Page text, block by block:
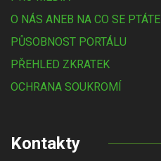
O NÁS ANEB NA CO SE PTÁTE
PŮSOBNOST PORTÁLU
PŘEHLED ZKRATEK
OCHRANA SOUKROMÍ
Kontakty